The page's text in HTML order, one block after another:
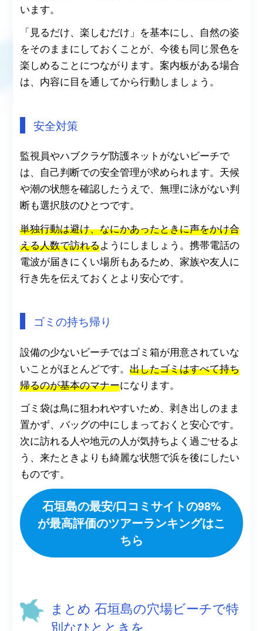
います。
「見るだけ、楽しむだけ」を基本にし、自然の姿
をそのままにしておくことが、今後も同じ景色を
楽しめることにつながります。案内板がある場合
は、内容に目を通してから行動しましょう。
安全対策
監視員やハブクラゲ防護ネットがないビーチで
は、自己判断での安全管理が求められます。天候
や潮の状態を確認したうえで、無理に泳がない判
断も選択肢のひとつです。
単独行動は避け、なにかあったときに声をかけ合
える人数で訪れるようにしましょう。携帯電話の
電波が届きにくい場所もあるため、家族や友人に
行き先を伝えておくとより安心です。
ゴミの持ち帰り
設備の少ないビーチではゴミ箱が用意されていな
いことがほとんどです。出したゴミはすべて持ち
帰るのが基本のマナーになります。
ゴミ袋は鳥に狙われやすいため、剥き出しのまま
置かず、バッグの中にしまっておくと安心です。
次に訪れる人や地元の人が気持ちよく過ごせるよ
う、来たときよりも綺麗な状態で浜を後にしたい
ものです。
石垣島の最安/口コミサイトの98%
が最高評価のツアーランキングはこ
ちら
まとめ 石垣島の穴場ビーチで特
別なひとときを